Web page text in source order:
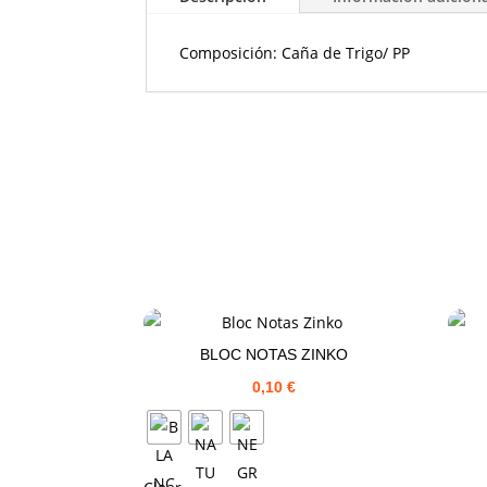
Composición: Caña de Trigo/ PP
BLOC NOTAS ZINKO
0,10 €